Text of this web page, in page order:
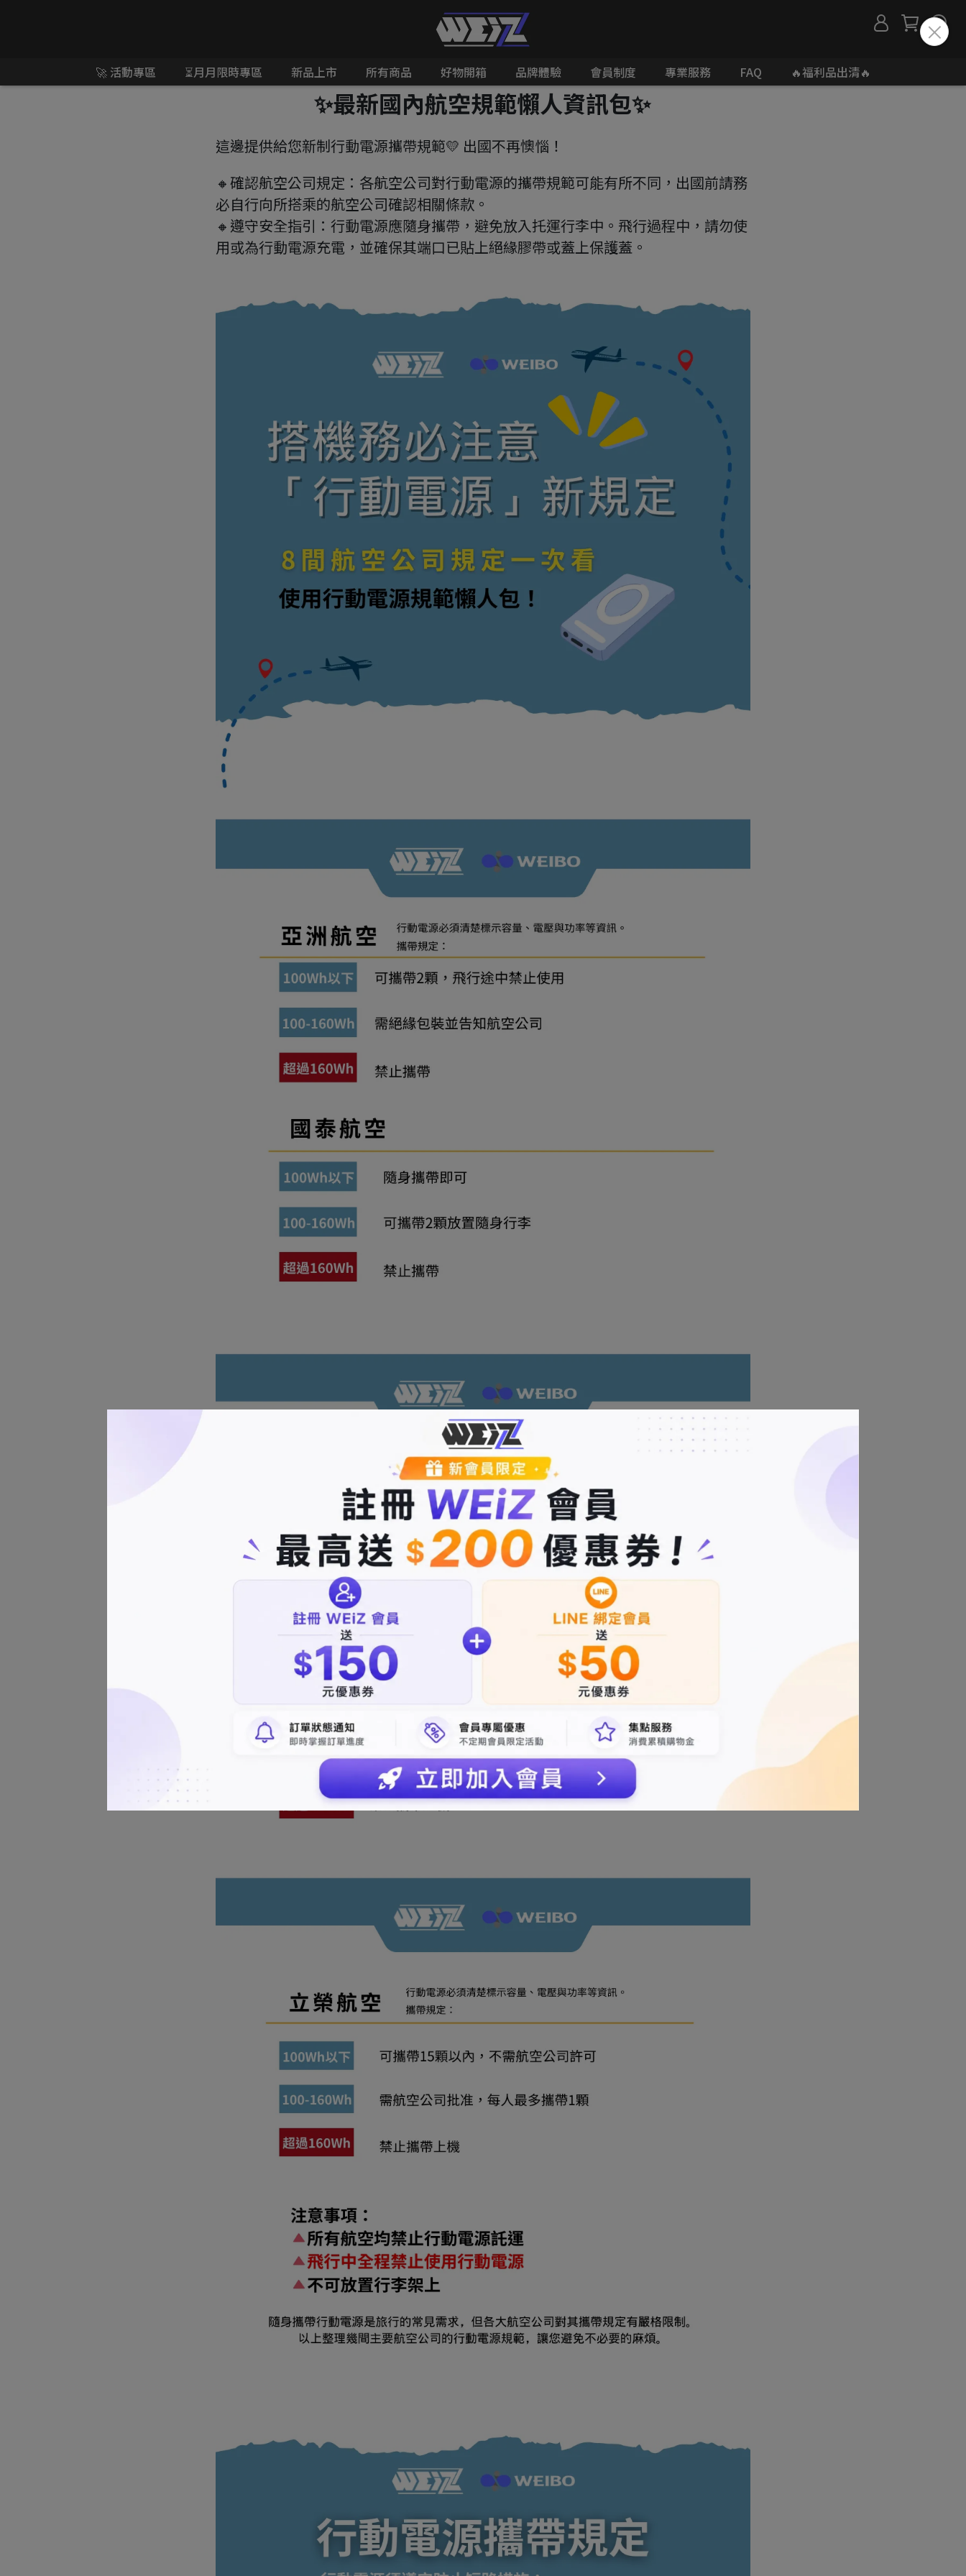
🚀 活動專區 ⏳月月限時專區 新品上市 所有商品 好物開箱 品牌體驗 會員制度 專業服務 FAQ 🔥福利品出清🔥
✨最新國內航空規範懶人資訊包✨
這邊提供給您新制行動電源攜帶規範💛 出國不再懊惱！
🔸確認航空公司規定：各航空公司對行動電源的攜帶規範可能有所不同，出國前請務
必自行向所搭乘的航空公司確認相關條款。
🔸遵守安全指引：行動電源應隨身攜帶，避免放入托運行李中。飛行過程中，請勿使
用或為行動電源充電，並確保其端口已貼上絕緣膠帶或蓋上保護蓋。